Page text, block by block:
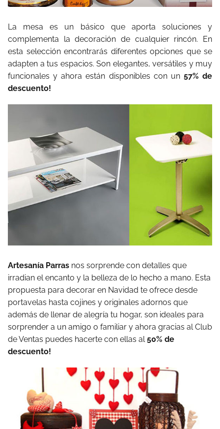
La mesa es un básico que aporta soluciones y
complementa la decoración de cualquier rincón. En
esta selección encontrarás diferentes opciones que se
adapten a tus espacios. Son elegantes, versátiles y muy
funcionales y ahora están disponibles con un 57% de
descuento!
Artesanía Parras nos sorprende con detalles que
irradian el encanto y la belleza de lo hecho a mano. Esta
propuesta para decorar en Navidad te ofrece desde
portavelas hasta cojines y originales adornos que
además de llenar de alegría tu hogar, son ideales para
sorprender a un amigo o familiar y ahora gracias al Club
de Ventas puedes hacerte con ellas al 50% de
descuento!